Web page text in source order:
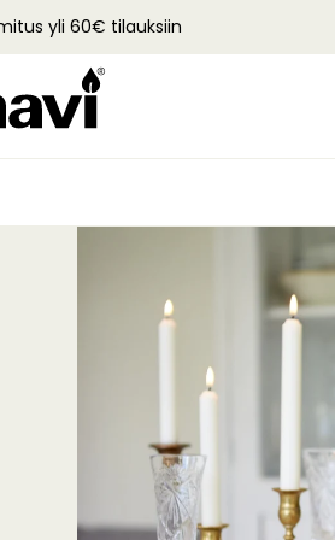
yli 60€ tilauksiin